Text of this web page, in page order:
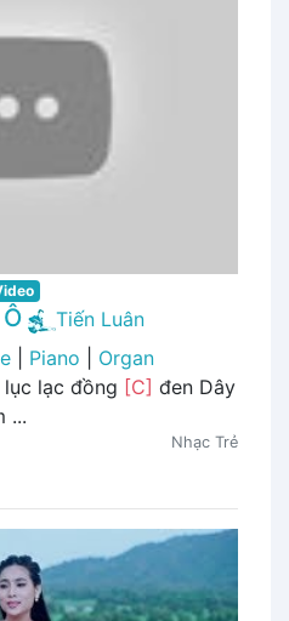
Tiến Luân
Piano
Organ
lục lạc đồng [C] đen Dây
...
Nhạc Trẻ